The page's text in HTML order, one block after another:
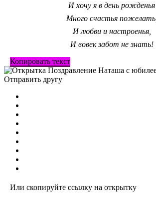
И хочу я в день рожденья
Много счастья пожелать,
И любви и настроенья,
И вовек забот не знать!
Копировать текст
Отправить другу
Или скопируйте ссылку на открытку